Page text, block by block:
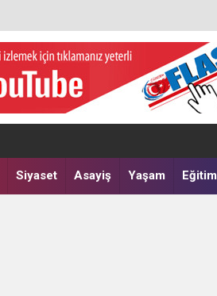
Siyaset Asayiş Yaşam Eğitim